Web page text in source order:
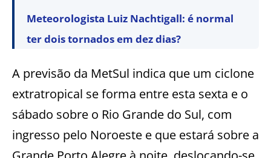
Meteorologista Luiz Nachtigall: é normal
ter dois tornados em dez dias?
A previsão da MetSul indica que um ciclone
extratropical se forma entre esta sexta e o
sábado sobre o Rio Grande do Sul, com
ingresso pelo Noroeste e que estará sobre a